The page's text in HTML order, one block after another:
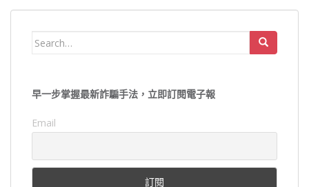
Search
早一步掌握最新詐騙手法，立即訂閱電子報
Email